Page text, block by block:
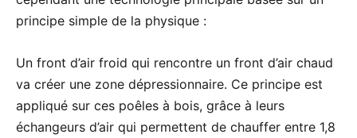
principe simple de la physique :
Un front d’air froid qui rencontre un front d’air chaud
va créer une zone dépressionnaire. Ce principe est
appliqué sur ces poêles à bois, grâce à leurs
échangeurs d’air qui permettent de chauffer entre 1,8